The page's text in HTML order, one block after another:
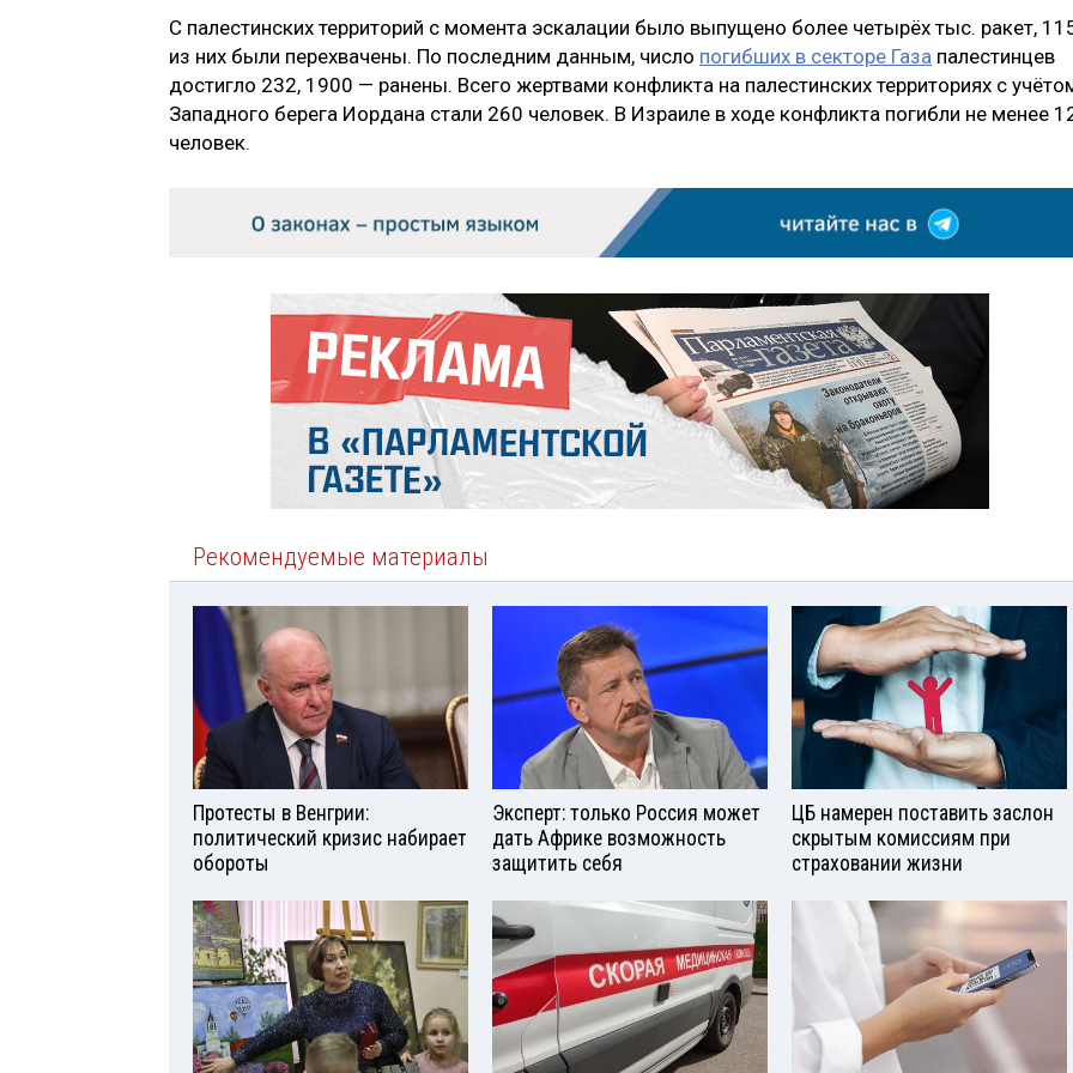
С палестинских территорий с момента эскалации было выпущено более четырёх тыс. ракет,
из них были перехвачены. По последним данным, число погибших в секторе Газа палестинцев
достигло 232, 1900 — ранены. Всего жертвами конфликта на палестинских территориях с
Западного берега Иордана стали 260 человек. В Израиле в ходе конфликта погибли не менее
человек.
Рекомендуемые материалы
Протесты в Венгрии:
политический кризис набирает
обороты
Эксперт: только Россия может
дать Африке возможность
защитить себя
ЦБ намерен поставить заслон
скрытым комиссиям при
страховании жизни